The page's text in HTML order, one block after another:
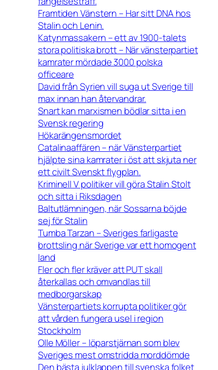
Framtiden Vänstern – Har sitt DNA hos
Stalin och Lenin.
Katynmassakern – ett av 1900-talets
stora politiska brott – När vänsterpartiet
kamrater mördade 3000 polska
officeare
David från Syrien vill suga ut Sverige till
max innan han återvandrar.
Snart kan marxismen bödlar sitta i en
Svensk regering
Hökarängensmordet
Catalinaaffären – när Vänsterpartiet
hjälpte sina kamrater i öst att skjuta ner
ett civilt Svenskt flygplan.
Kriminell V politiker vill göra Stalin Stolt
och sitta i Riksdagen
Baltutlämningen, när Sossarna böjde
sej för Stalin
Tumba Tarzan – Sveriges farligaste
brottsling när Sverige var ett homogent
land
Fler och fler kräver att PUT skall
återkallas och omvandlas till
medborgarskap
Vänsterpartiets korrupta politiker gör
att vården fungera usel i region
Stockholm
Olle Möller – löparstjärnan som blev
Sveriges mest omstridda morddömde
Den bästa julklappen till svenska folket